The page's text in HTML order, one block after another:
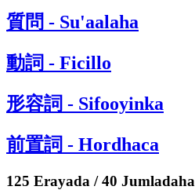
質問 - Su'aalaha
動詞 - Ficillo
形容詞 - Sifooyinka
前置詞 - Hordhaca
125 Erayada / 40 Jumladaha